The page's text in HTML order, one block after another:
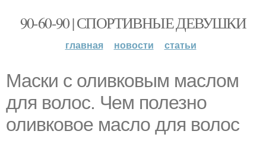
90-60-90 | СПОРТИВНЫЕ ДЕВУШКИ
главная новости статьи
Маски с оливковым маслом
для волос. Чем полезно
оливковое масло для волос